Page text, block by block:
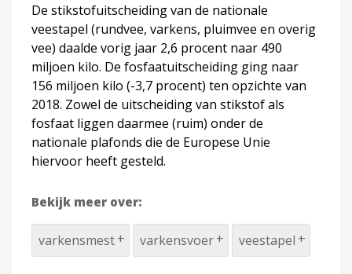
De stikstofuitscheiding van de nationale
veestapel (rundvee, varkens, pluimvee en overig
vee) daalde vorig jaar 2,6 procent naar 490
miljoen kilo. De fosfaatuitscheiding ging naar
156 miljoen kilo (-3,7 procent) ten opzichte van
2018. Zowel de uitscheiding van stikstof als
fosfaat liggen daarmee (ruim) onder de
nationale plafonds die de Europese Unie
hiervoor heeft gesteld.
Bekijk meer over:
varkensmest varkensvoer veestapel